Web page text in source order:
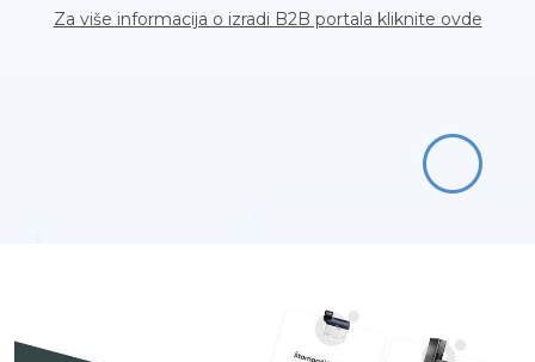
Za više informacija o izradi B2B portala kliknite ovde